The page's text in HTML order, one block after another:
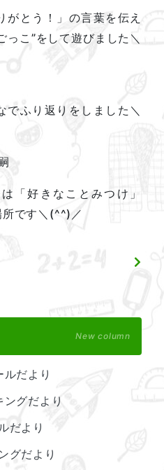
がとう！」の言葉を伝え
っこ”をして遊びました＼
でふり返りをしました＼
「好きなことみつけ」
所です＼(^^)／
New column
だより
グだより
だより
グだより